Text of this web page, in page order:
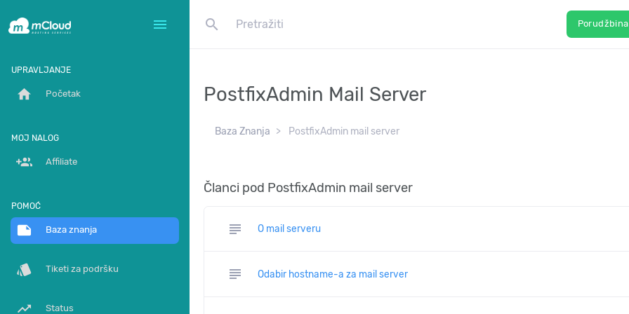
menu search Porudžbina
UPRAVLJANJE
home Početak
MOJ NALOG
group_add Affiliate
POMOĆ
note Baza znanja
style Tiketi za podršku
trending_up Status
PostfixAdmin Mail Server
Baza Znanja PostfixAdmin mail server
Članci pod PostfixAdmin mail server
subject O mail serveru
subject Odabir hostname-a za mail server